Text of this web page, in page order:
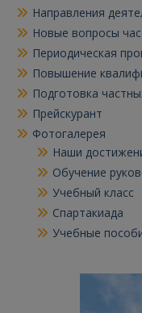
Направления
Новые вопросы
Периодическая
Повышение
Подготовка
Прейскурант
Фотогалерея
Наши
Обучение
Учебный класс
Спартакиада
Учебные